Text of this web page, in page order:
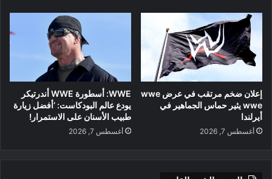
إعلان ضخم مرتقب في عرض wwe
wwe يثير حماس الجماهير في
أيرلندا
أغسطس 7, 2026
WWE: أسطورة WWE أندرتيكر
يودع عالم البودكاست: ‘أفضل زيارة
طبيب الأسنان على الاستمرار!
أغسطس 7, 2026